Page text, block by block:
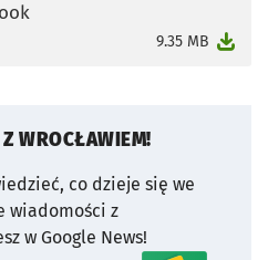
9.35 MB
WROCŁAWIEM!
co dzieje się we
wiadomości z
w Google News!